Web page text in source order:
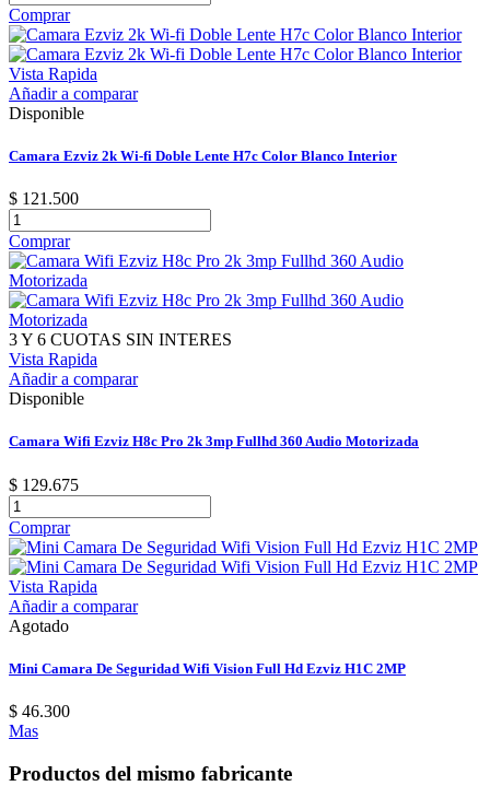
Comprar
Vista Rapida
Añadir a comparar
Disponible
Camara Ezviz 2k Wi-fi Doble Lente H7c Color Blanco Interior
$ 121.500
Comprar
3 Y 6 CUOTAS SIN INTERES
Vista Rapida
Añadir a comparar
Disponible
Camara Wifi Ezviz H8c Pro 2k 3mp Fullhd 360 Audio Motorizada
$ 129.675
Comprar
Vista Rapida
Añadir a comparar
Agotado
Mini Camara De Seguridad Wifi Vision Full Hd Ezviz H1C 2MP
$ 46.300
Mas
Productos del mismo fabricante